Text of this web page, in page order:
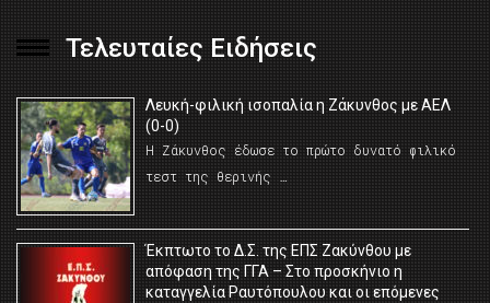
Τελευταίες Ειδήσεις
Λευκή-φιλική ισοπαλία η Ζάκυνθος με ΑΕΛ
(0-0)
Η Ζάκυνθος έδωσε το πρώτο δυνατό φιλικό
τεστ της θερινής …
Έκπτωτο το Δ.Σ. της ΕΠΣ Ζακύνθου με
απόφαση της ΓΓΑ – Στο προσκήνιο η
καταγγελία Ραυτόπουλου και οι επόμενες